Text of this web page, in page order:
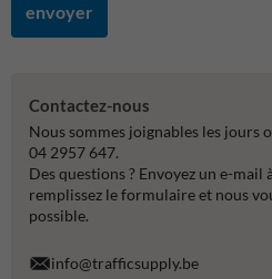
envoyer
Contactez-nous
Nous sommes joignables les jours
04 2957 647.
Des questions ? Envoyez un e-mail à
remplissez le formulaire et nous
possible.
info@trafficsupply.be